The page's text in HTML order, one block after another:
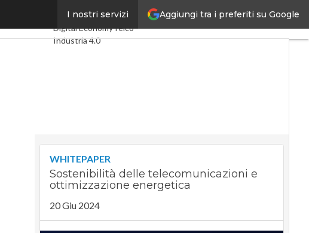
Aggiungi tra i preferiti su Google
I nostri servizi
Ultimi articoli
Digital EconomyTelco
Industria 4.0
WHITEPAPER
Sostenibilità delle telecomunicazioni e
ottimizzazione energetica
20 Giu 2024